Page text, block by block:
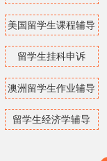
美国留学生课程辅导
留学生挂科申诉
澳洲留学生作业辅导
留学生经济学辅导